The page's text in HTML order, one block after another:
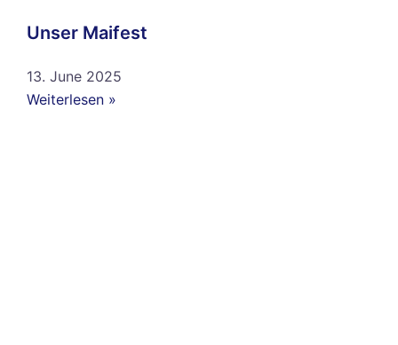
Unser Maifest
13. June 2025
Weiterlesen »